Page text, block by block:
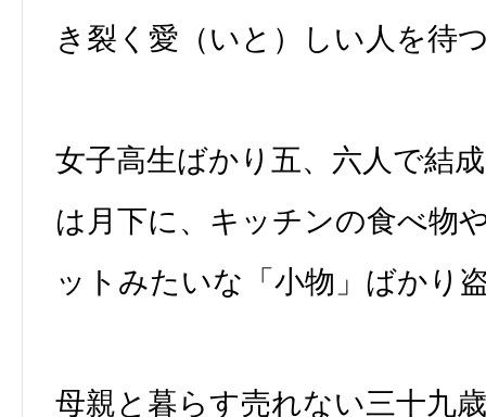
き裂く愛（いと）しい人を待
女子高生ばかり五、六人で結
は月下に、キッチンの食べ物
ットみたいな「小物」ばかり
母親と暮らす売れない三十九